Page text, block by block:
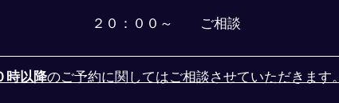
２０：００～　　ご相談
時以降のご予約に関してはご相談させていただきます。